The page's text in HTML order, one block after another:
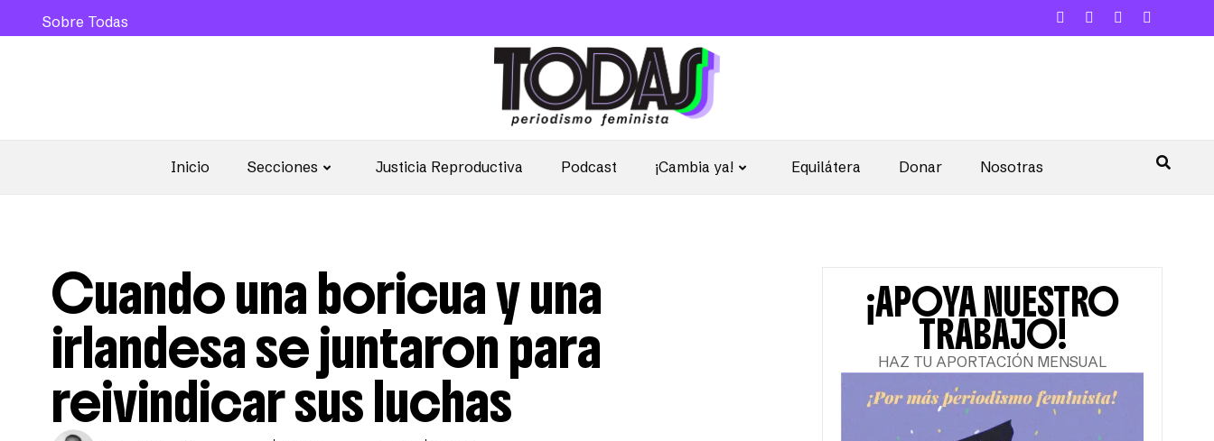
Inicio Secciones Justicia Reproductiva Podcast ¡Cambia ya! Equilátera Donar Nosotras
Sobre Todas
Cuando una boricua y una
irlandesa se juntaron para
reivindicar sus luchas
¡APOYA NUESTRO
TRABAJO!
HAZ TU APORTACIÓN MENSUAL